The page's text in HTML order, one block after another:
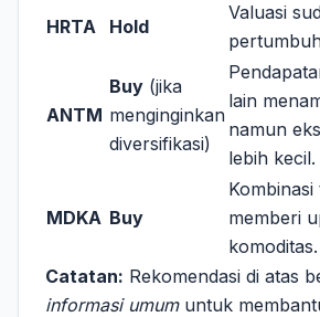
HRTA Hold
Valuasi
ANTM
Buy (jika
menginginkan
diversifikasi)
lain
namun
lebih kecil.
MDKA Buy
Kombinasi
memberi
komoditas.
Catatan: Rekomendasi di atas
informasi umumuntuk